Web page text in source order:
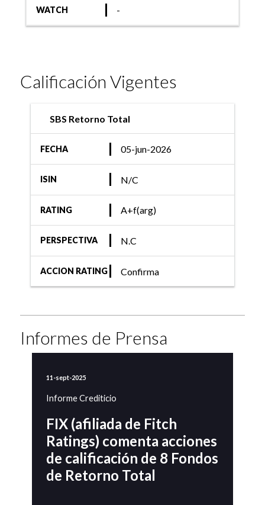
WATCH -
Calificación Vigentes
SBS Retorno Total
FECHA 05-jun-2026
ISIN N/C
RATING A+f(arg)
PERSPECTIVA N.C
ACCION RATING Confirma
Informes de Prensa
11-sept-2025
Informe Crediticio
FIX (afiliada de Fitch
Ratings) comenta acciones
de calificación de 8 Fondos
de Retorno Total